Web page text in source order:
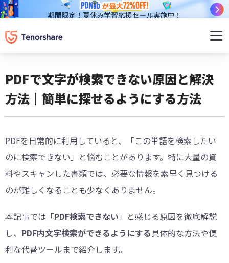
PDFで文字が検索できない原因と解決
方法｜簡単に探せるようにする方法
PDFを日常的に利用していると、「この単語を検索したい
のに検索できない」と悩むことがあります。特に大量の資
料やスキャンした書類では、必要な情報を素早く見つける
のが難しくなることも少なくありません。
本記事では「PDF検索できない 」と感じる原因を徹底解説
し、 PDF内文字検索ができるようにする具体的な方法や便
利な代替ツールまで紹介します。